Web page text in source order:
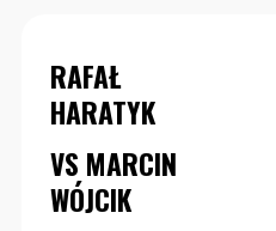
RAFAŁ
HARATYK
VS MARCIN
WÓJCIK